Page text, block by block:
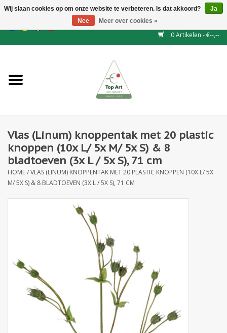
EUR/GBP/CHF
0 Artikelen - €--,--
NIEUW
Binderij
Kunstbloemen
Blad - en Bessentakken
Home deco
Kunstkransen
Vlas (Linum) knoppentak met 20 plastic
knoppen (10x L/ 5x M/ 5x S) & 8
bladtoeven (3x L / 5x S), 71 cm
HOME/VLAS (LINUM) KNOPPENTAK MET 20 PLASTIC KNOPPEN (10X L/ 5X
M/ 5X S) & 8 BLADTOEVEN (3X L / 5X S), 71 CM
Wij slaan cookies op om onze website te verbeteren. Is dat akkoord?
Ja
Nee
Meer over cookies »